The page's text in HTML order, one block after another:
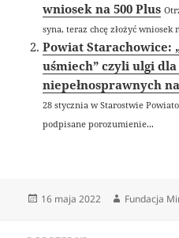
wniosek na 500 Plus
syna, teraz chcę złożyć wniosek
Powiat Starachowice:
uśmiech” czyli ulgi dla
niepełnosprawnych
28 stycznia w Starostwie
podpisane porozumienie...
Data
16 maja 2022 Autor
Fundacja